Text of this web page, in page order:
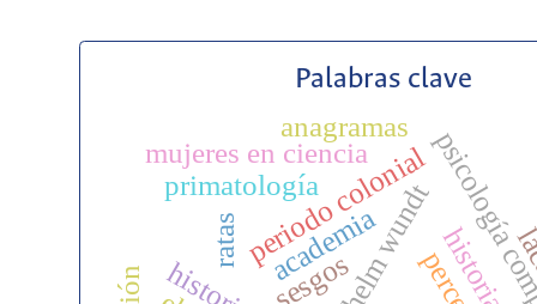
Palabras clave
wilhelm wundt
periodo colonial
mujeres en ciencia
sesgos
primatología
ratas
anagramas
academia